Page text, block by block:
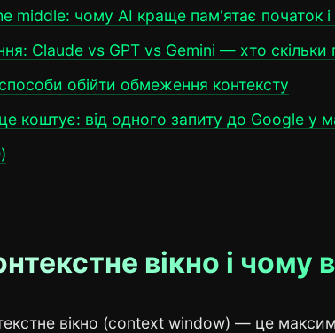
middle: чому AI краще пам'ятає початок і
Claude vs GPT vs Gemini — хто скільки
обійти обмеження контексту
коштує: від одного запиту до Google у
вікно і
вікно (context window) — це